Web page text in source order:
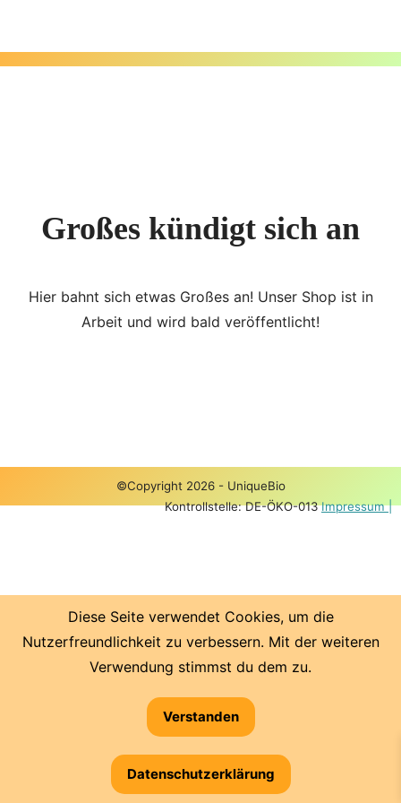
Zum
Großes kündigt sich an
Hier bahnt sich etwas Großes an! Unser Shop ist in
Arbeit und wird bald veröffentlicht!
Diese Seite verwendet Cookies, um die
Nutzerfreundlichkeit zu verbessern. Mit der weiteren
Verwendung stimmst du dem zu.
Verstanden
Datenschutzerklärung
©Copyright 2026 - UniqueBio
Kontrollstelle: DE-ÖKO-013Impressum |